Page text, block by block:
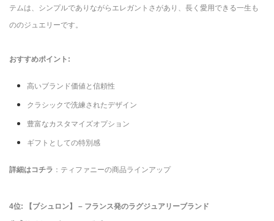
テムは、シンプルでありながらエレガントさがあり、長く愛用できる一生も
ののジュエリーです。
おすすめポイント:
高いブランド価値と信頼性
クラシックで洗練されたデザイン
豊富なカスタマイズオプション
ギフトとしての特別感
詳細はコチラ ：ティファニーの商品ラインアップ
4位: 【ブシュロン】 – フランス発のラグジュアリーブランド